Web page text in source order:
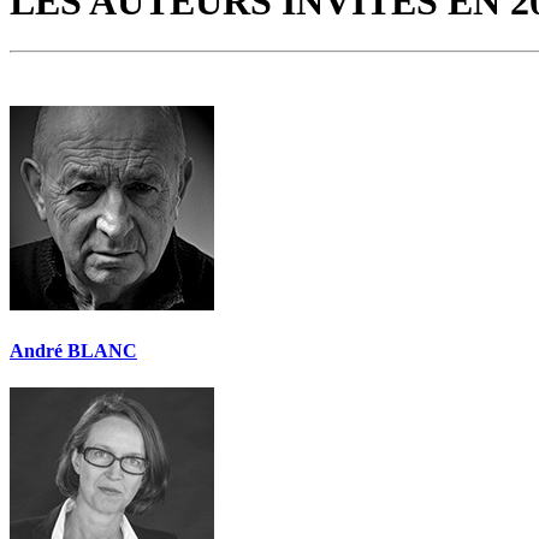
André BLANC